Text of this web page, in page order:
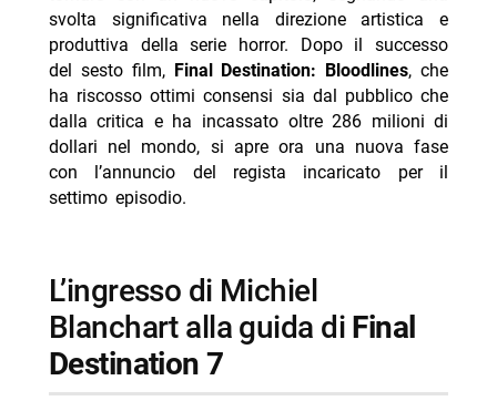
- informazioni su Michiel Blanchart
- sintesi sulla storia dei registi della saga
-- Scopri di più da Jump the shark
-- RispondiAnnulla risposta
- Giacomo Vanzini 18 anni papà Carlo il mio idolo
- Eleonora Daniele: la figlia Carlotta è il suo miracolo
- Air La storia del grande salto stasera Rai 5 trama
cast
- Project Silence stasera Rai 4 9 agosto trama cast
svolta significativa nella direzione artistica e
produttiva della serie horror. Dopo il successo
del sesto film, Final Destination: Bloodlines, che
ha riscosso ottimi consensi sia dal pubblico che
dalla critica e ha incassato oltre 286 milioni di
dollari nel mondo, si apre ora una nuova fase
con l’annuncio del regista incaricato per il
settimo episodio.
l’ingresso di Michiel
Blanchart alla guida di Final
Destination 7